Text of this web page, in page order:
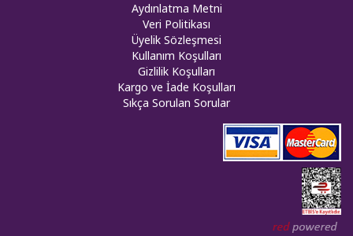
Aydınlatma Metni
Veri Politikası
Üyelik Sözleşmesi
Kullanım Koşulları
Gizlilik Koşulları
Kargo ve İade Koşulları
Sıkça Sorulan Sorular
Web